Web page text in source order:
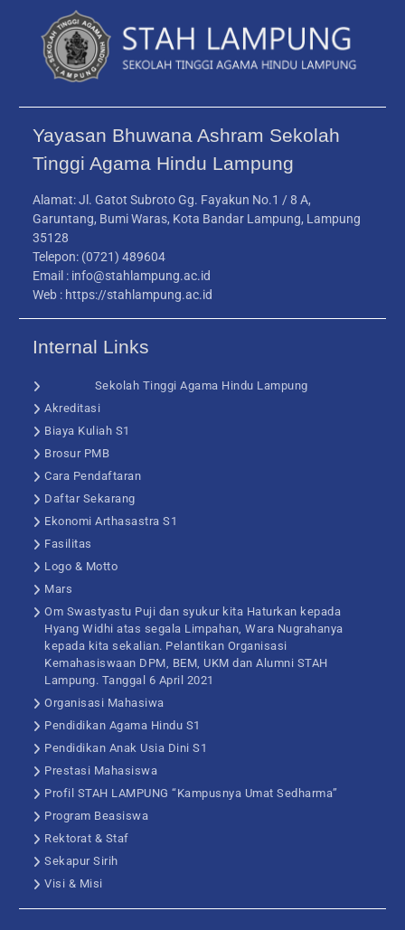
Yayasan Bhuwana Ashram Sekolah
Tinggi Agama Hindu Lampung
Alamat:Jl. Gatot Subroto Gg. Fayakun No.1 / 8 A,
Garuntang, Bumi Waras, Kota Bandar Lampung, Lampung
35128
Telepon: (0721) 489604
Email : info@stahlampung.ac.id
Web : https://stahlampung.ac.id
Internal Links
Sekolah Tinggi Agama Hindu Lampung
Akreditasi
Biaya Kuliah S1
Brosur PMB
Cara Pendaftaran
Daftar Sekarang
Ekonomi Arthasastra S1
Fasilitas
Logo & Motto
Mars
Om Swastyastu Puji dan syukur kita Haturkan kepada
Hyang Widhi atas segala Limpahan, Wara Nugrahanya
kepada kita sekalian. Pelantikan Organisasi
Kemahasiswaan DPM, BEM, UKM dan Alumni STAH
Lampung. Tanggal 6 April 2021
Organisasi Mahasiwa
Pendidikan Agama Hindu S1
Pendidikan Anak Usia Dini S1
Prestasi Mahasiswa
Profil STAH LAMPUNG “Kampusnya Umat Sedharma”
Program Beasiswa
Rektorat & Staf
Sekapur Sirih
Visi & Misi